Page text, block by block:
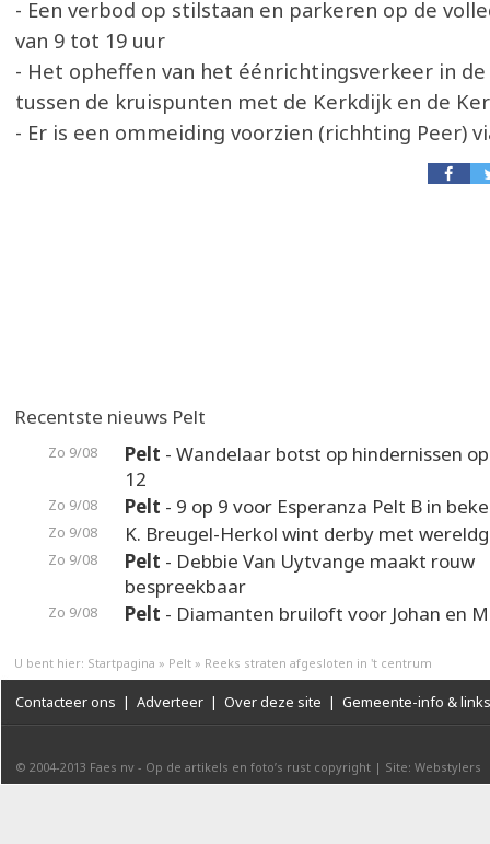
- Een verbod op stilstaan en parkeren op de
van 9 tot 19 uur
- Het opheffen van het éénrichtingsverkeer in
tussen de kruispunten met de Kerkdijk en de
- Er is een ommeiding voorzien (richhting Peer)
Recentste nieuws Pelt
Zo 9/08 Pelt - Wandelaar botst op hindernissen
12
Zo 9/08 Pelt - 9 op 9 voor Esperanza Pelt B in
Zo 9/08 K. Breugel-Herkol wint derby met
Zo 9/08 Pelt - Debbie Van Uytvange maakt rouw
bespreekbaar
Zo 9/08 Pelt - Diamanten bruiloft voor Johan en
U bent hier: Startpagina » Pelt » Reeks straten afgesloten in 't centrum
Contacteer ons | Adverteer | Over deze site | Gemeente-info & links
© 2004-2013 Faes nv - Op de artikels en foto’s rust copyright | Site: Webstylers